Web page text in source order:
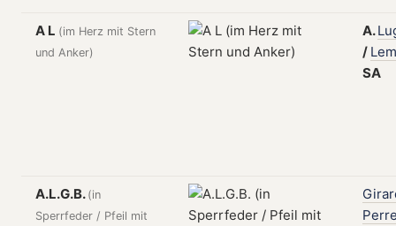
A L (im Herz mit Stern
und Anker)
A.
/
SA
A.L.G.B. (in
Sperrfeder / Pfeil mit